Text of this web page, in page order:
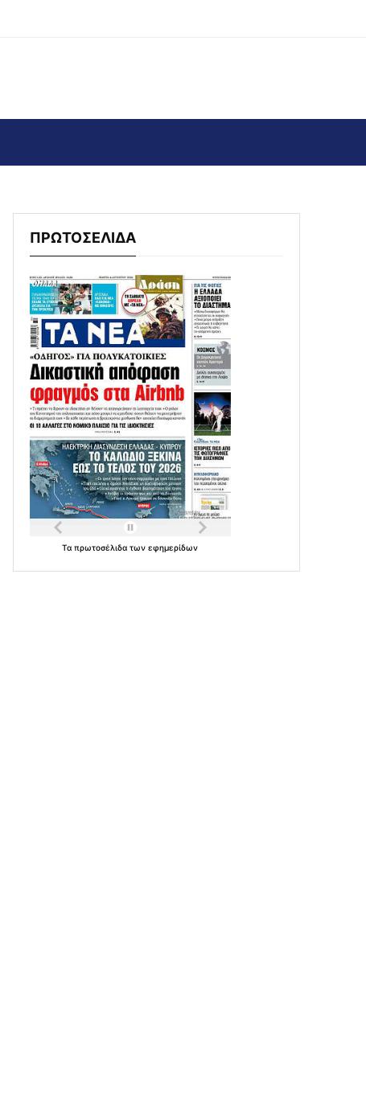
ΠΡΩΤΟΣΕΛΙΔΑ
Ταπρωτοσέλιδατωνεφημερίδων